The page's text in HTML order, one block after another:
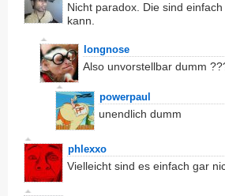
Nicht paradox. Die sind
kann.
longnose
Also unvorstellbar dumm
powerpaul
unendlich dumm
phlexxo
Vielleicht sind es einfach gar